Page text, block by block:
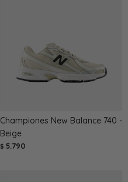
Championes New Balance 740 -
Beige
$ 5.790